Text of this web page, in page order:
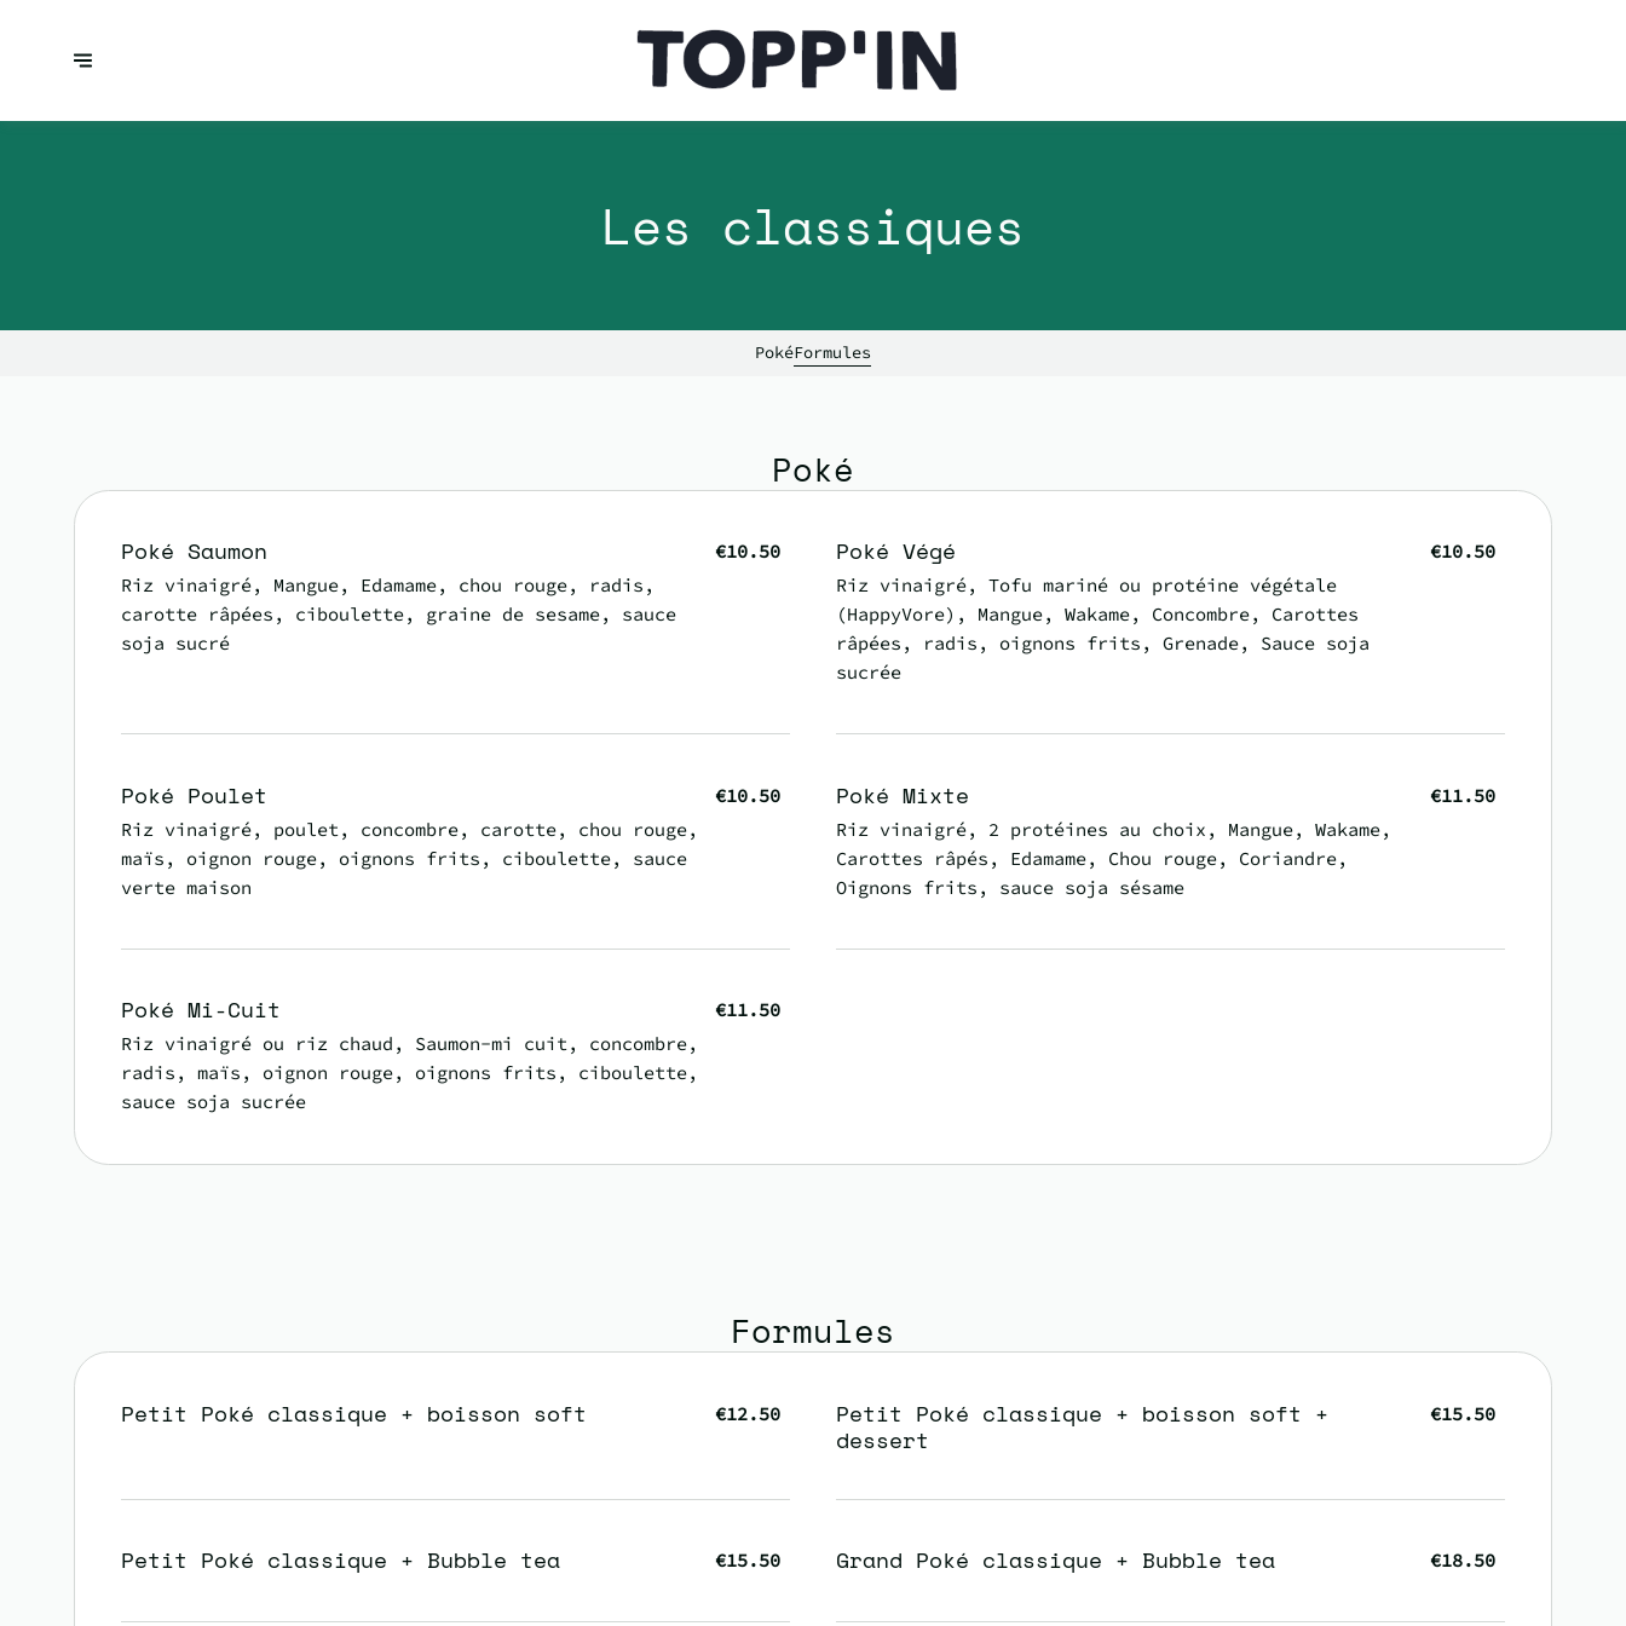
Les classiques
PokéFormules
Poké
Poké Saumon
Riz vinaigré, Mangue, Edamame, chou rouge, radis,
carotte râpées, ciboulette, graine de sesame, sauce
soja sucré
€10.50 Poké Végé
Riz vinaigré, Tofu mariné ou protéine végétale
(HappyVore), Mangue, Wakame, Concombre, Carottes
râpées, radis, oignons frits, Grenade, Sauce soja
sucrée
€10.50
Poké Poulet
Riz vinaigré, poulet, concombre, carotte, chou rouge,
maïs, oignon rouge, oignons frits, ciboulette, sauce
verte maison
€10.50 Poké Mixte
Riz vinaigré, 2 protéines au choix, Mangue, Wakame,
Carottes râpés, Edamame, Chou rouge, Coriandre,
Oignons frits, sauce soja sésame
€11.50
Poké Mi-Cuit
Riz vinaigré ou riz chaud, Saumon-mi cuit, concombre,
radis, maïs, oignon rouge, oignons frits, ciboulette,
sauce soja sucrée
€11.50
Formules
Petit Poké classique + boisson soft €12.50
Petit Poké classique + boisson soft +
dessert
€15.50
Petit Poké classique + Bubble tea €15.50 Grand Poké classique + Bubble tea €18.50